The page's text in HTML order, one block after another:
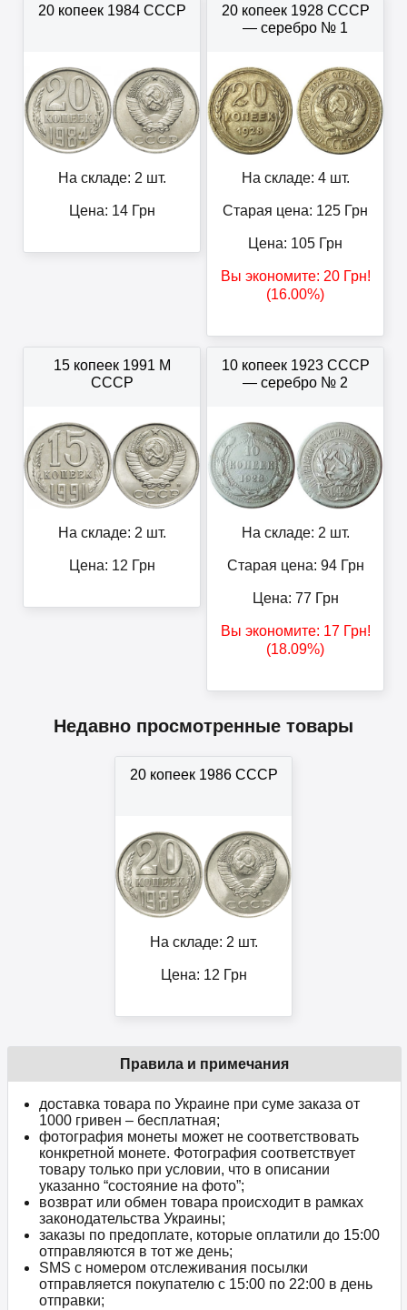
20 копеек 1984 СССР
На складе: 2 шт.
Цена: 14Грн
20 копеек 1928 СССР
— серебро № 1
На складе: 4 шт.
Старая цена: 125 Грн
Цена: 105 Грн
Вы экономите: 20Грн!
(16.00%)
15 копеек 1991 М
СССР
На складе: 2 шт.
Цена: 12 Грн
10 копеек 1923 СССР
— серебро № 2
На складе: 2 шт.
Старая цена: 94Грн
Цена: 77 Грн
Вы экономите: 17Грн!
(18.09%)
Недавно просмотренные товары
20 копеек 1986 СССР
На складе: 2 шт.
Цена: 12 Грн
Правила и примечания
доставка товара по Украине при суме заказа от
1000 гривен – бесплатная;
фотография монеты может не соответствовать
конкретной монете. Фотография соответствует
товару только при условии, что в описании
указанно “состояние на фото”;
возврат или обмен товара происходит в рамках
законодательства Украины;
заказы по предоплате, которые оплатили до 15:00
отправляются в тот же день;
SMS с номером отслеживания посылки
отправляется покупателю с 15:00 по 22:00 в день
отправки;